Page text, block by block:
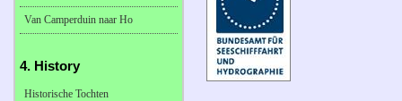
Van Camperduin naar Ho
4. History
Historische Tochten